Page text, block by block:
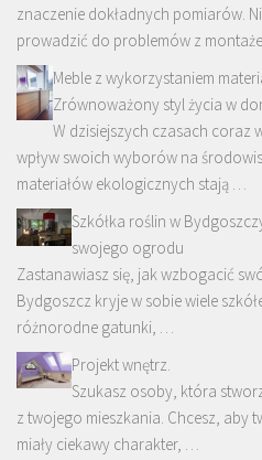
znaczenie dokładnych pomiarów.
prowadzić do problemów z
Meble z wykorzystaniem
Zrównoważony styl życia w
W dzisiejszych czasach coraz
wpływ swoich wyborów na
materiałów ekologicznych stają …
Szkółka roślin w
swojego ogrodu
Zastanawiasz się, jak wzbogacić
Bydgoszcz kryje w sobie wiele
różnorodne gatunki, …
Projekt wnętrz.
Szukasz osoby, która
z twojego mieszkania. Chcesz, aby
miały ciekawy charakter, …